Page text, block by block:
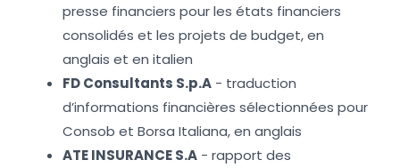
presse financiers pour les états financiers
consolidés et les projets de budget, en
anglais et en italien
FD Consultants S.p.A - traduction
d’informations financières sélectionnées pour
Consob et Borsa Italiana, en anglais
ATE INSURANCE S.A - rapport des